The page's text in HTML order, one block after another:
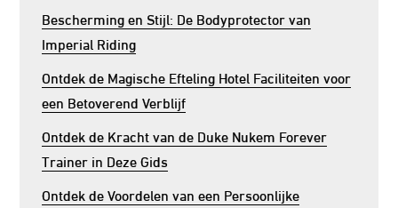
Bescherming en Stijl: De Bodyprotector van
Imperial Riding
Ontdek de Magische Efteling Hotel Faciliteiten voor
een Betoverend Verblijf
Ontdek de Kracht van de Duke Nukem Forever
Trainer in Deze Gids
Ontdek de Voordelen van een Persoonlijke